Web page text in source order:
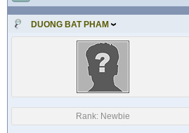
DUONG BAT PHAM
Rank: Newbie